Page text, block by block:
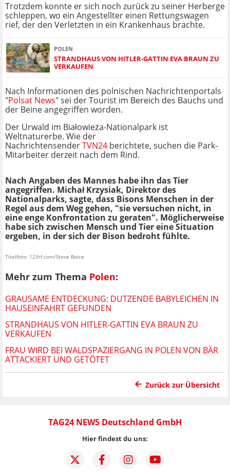
Trotzdem konnte er sich noch zurück zu seiner Herberge
schleppen, wo ein Angestellter einen Rettungswagen
rief, der den Verletzten in ein Krankenhaus brachte.
POLEN
STRANDHAUS VON HITLER-GATTIN EVA BRAUN ZU
VERKAUFEN
Nach Informationen des polnischen Nachrichtenportals
"Polsat News" sei der Tourist im Bereich des Bauchs und
der Beine angegriffen worden.
Der Urwald im Białowieża-Nationalpark ist
Weltnaturerbe. Wie der
NachrichtensenderTVN24 berichtete, suchen die Park-
Mitarbeiter derzeit nach dem Rind.
Nach Angaben des Mannes habe ihn das Tier
angegriffen. Michał Krzysiak, Direktor des
Nationalparks, sagte, dass Bisons Menschen in der
Regel aus dem Weg gehen, "sie versuchen nicht, in
eine enge Konfrontation zu geraten". Möglicherweise
habe sich zwischen Mensch und Tier eine Situation
ergeben, in der sich der Bison bedroht fühlte.
Titelfoto: 123rf.com/Steve Boice
Mehr zum Thema Polen:
GRAUSAME ENTDECKUNG: DUTZENDE BABYLEICHEN IN
HAUSEINFAHRT GEFUNDEN
STRANDHAUS VON HITLER-GATTIN EVA BRAUN ZU
VERKAUFEN
FRAU WIRD BEI WALDSPAZIERGANG IN POLEN VON BÄR
ATTACKIERT UND GETÖTET
Zurück zur Übersicht
TAG24 NEWS Deutschland GmbH
Hier findest du uns: